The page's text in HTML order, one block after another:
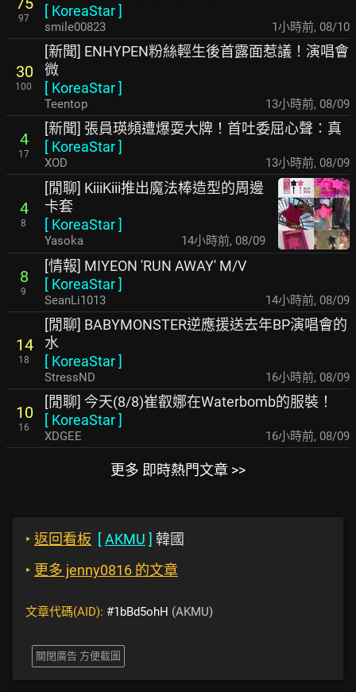
97
[ KoreaStar]
smile00823 1小時前, 08/10
30
100
[新聞] ENHYPEN粉絲輕生後首露面惹議！演唱會
微
[ KoreaStar]
Teentop 13小時前, 08/09
4
17
[新聞] 張員瑛頻遭爆耍大牌！首吐委屈心聲：真
[ KoreaStar]
XOD 13小時前, 08/09
4
8
[閒聊] KiiiKiii推出魔法棒造型的周邊
卡套
[ KoreaStar]
Yasoka 14小時前, 08/09
8
9
[情報] MIYEON 'RUN AWAY' M/V
[ KoreaStar]
SeanLi1013 14小時前, 08/09
14
18
[閒聊] BABYMONSTER逆應援送去年BP演唱會的
水
[ KoreaStar]
StressND 16小時前, 08/09
10
16
[閒聊] 今天(8/8)崔叡娜在Waterbomb的服裝！
[ KoreaStar]
XDGEE 16小時前, 08/09
更多 即時熱門文章 >>
‣ 返回看板 [AKMU ] 韓國
‣ 更多 jenny0816 的文章
文章代碼(AID): #1bBd5ohH (AKMU)
關閉廣告 方便截圖